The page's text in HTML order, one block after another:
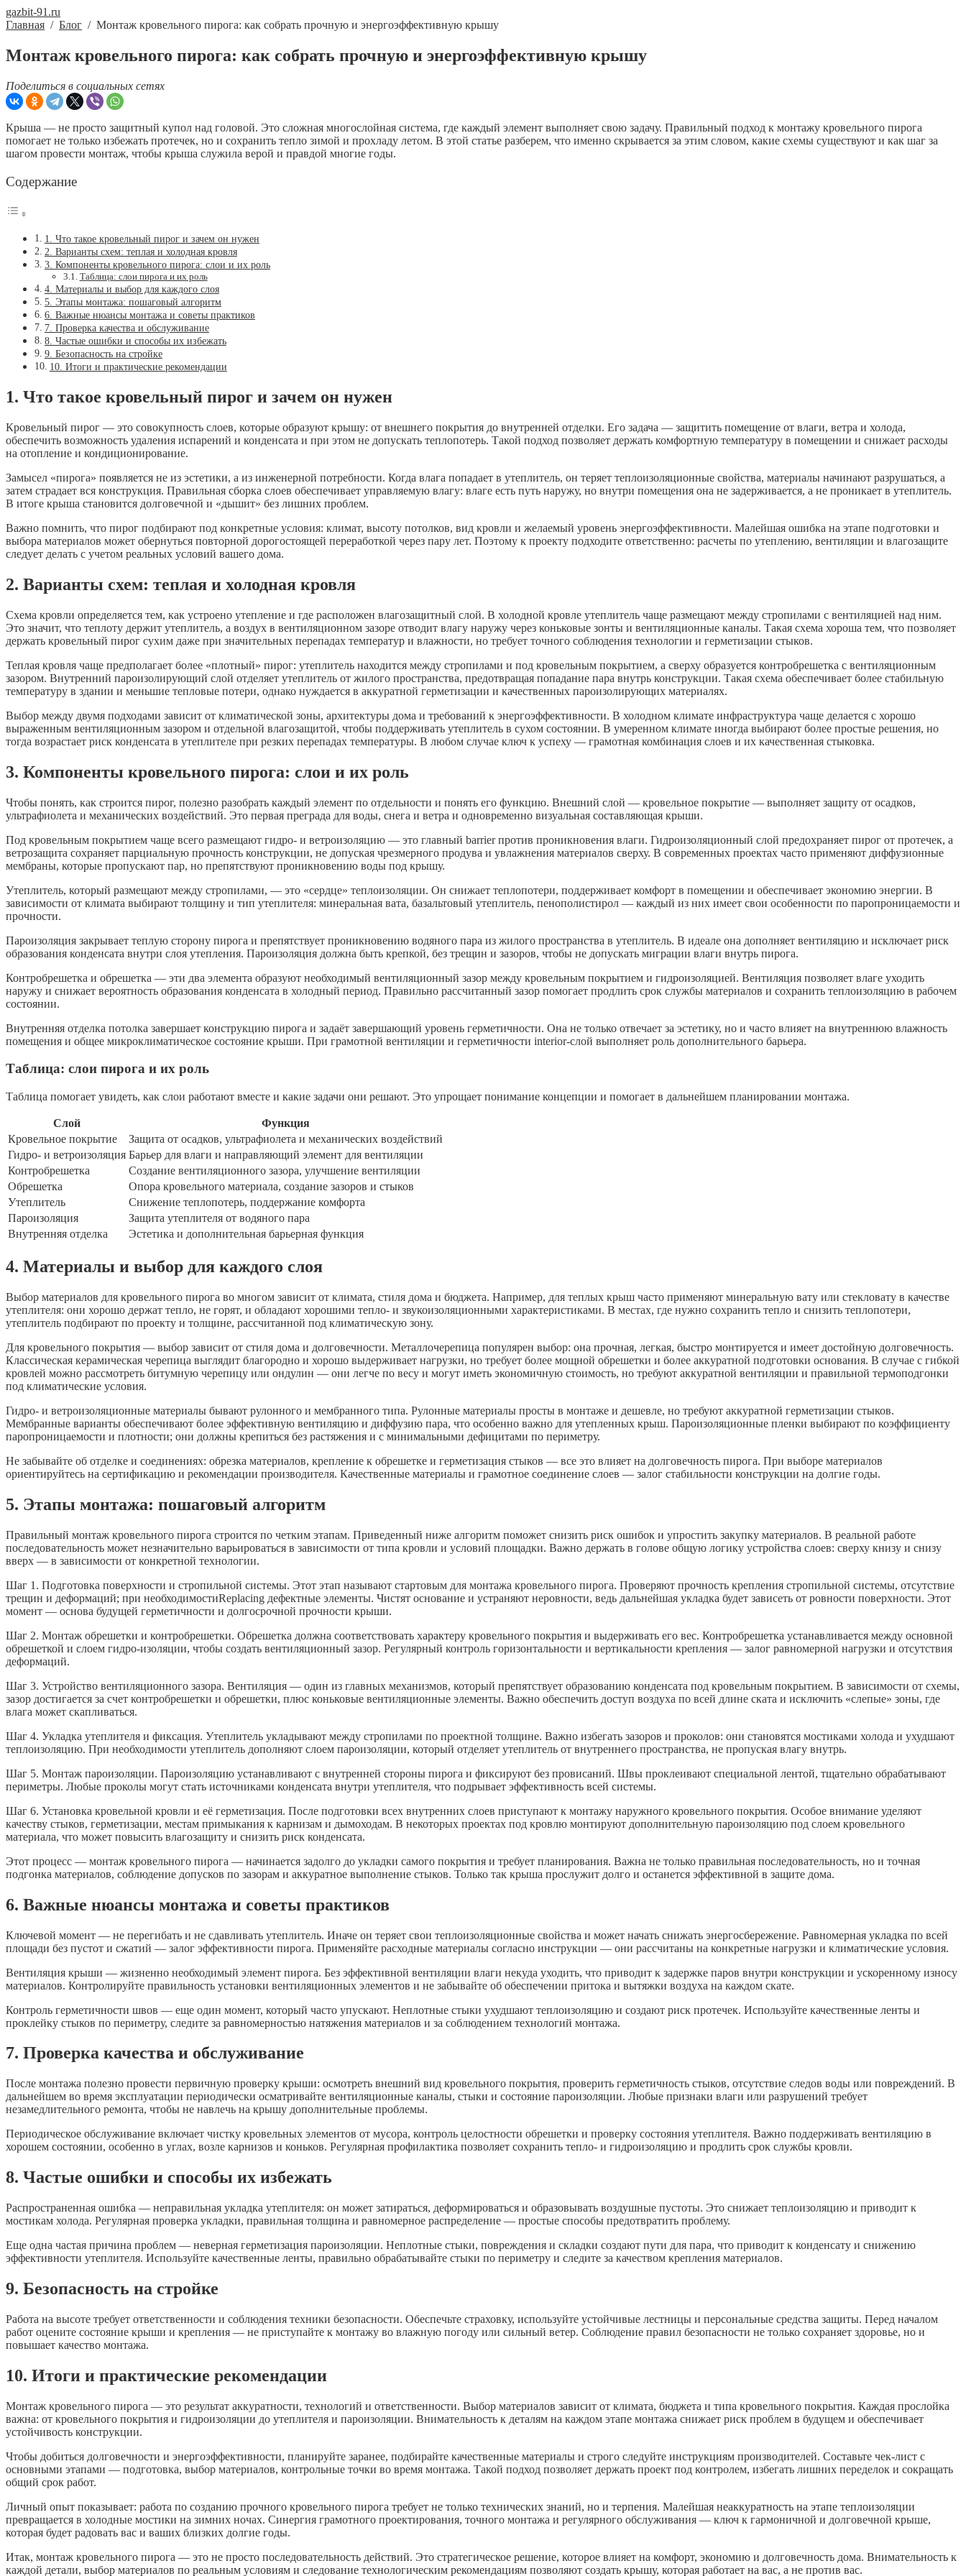
gazbit-91.ru
Главная / Блог / Монтаж кровельного пирога: как собрать прочную и энергоэффективную крышу
Монтаж кровельного пирога: как собрать прочную и энергоэффективную крышу
Поделиться в социальных сетях
Крыша — не просто защитный купол над головой. Это сложная многослойная система, где каждый элемент выполняет свою задачу. Правильный подход к монтажу кровельного пирога
помогает не только избежать протечек, но и сохранить тепло зимой и прохладу летом. В этой статье разберем, что именно скрывается за этим словом, какие схемы существуют и как шаг за
шагом провести монтаж, чтобы крыша служила верой и правдой многие годы.
Содержание
1. Что такое кровельный пирог и зачем он нужен
2. Варианты схем: теплая и холодная кровля
3. Компоненты кровельного пирога: слои и их роль
Таблица: слои пирога и их роль
4. Материалы и выбор для каждого слоя
5. Этапы монтажа: пошаговый алгоритм
6. Важные нюансы монтажа и советы практиков
7. Проверка качества и обслуживание
8. Частые ошибки и способы их избежать
9. Безопасность на стройке
10. Итоги и практические рекомендации
1. Что такое кровельный пирог и зачем он нужен
Кровельный пирог — это совокупность слоев, которые образуют крышу: от внешнего покрытия до внутренней отделки. Его задача — защитить помещение от влаги, ветра и холода,
обеспечить возможность удаления испарений и конденсата и при этом не допускать теплопотерь. Такой подход позволяет держать комфортную температуру в помещении и снижает расходы
на отопление и кондиционирование.
Замысел «пирога» появляется не из эстетики, а из инженерной потребности. Когда влага попадает в утеплитель, он теряет теплоизоляционные свойства, материалы начинают разрушаться, а
затем страдает вся конструкция. Правильная сборка слоев обеспечивает управляемую влагу: влаге есть путь наружу, но внутри помещения она не задерживается, а не проникает в утеплитель.
В итоге крыша становится долговечной и «дышит» без лишних проблем.
Важно помнить, что пирог подбирают под конкретные условия: климат, высоту потолков, вид кровли и желаемый уровень энергоэффективности. Малейшая ошибка на этапе подготовки и
выбора материалов может обернуться повторной дорогостоящей переработкой через пару лет. Поэтому к проекту подходите ответственно: расчеты по утеплению, вентиляции и влагозащите
следует делать с учетом реальных условий вашего дома.
2. Варианты схем: теплая и холодная кровля
Схема кровли определяется тем, как устроено утепление и где расположен влагозащитный слой. В холодной кровле утеплитель чаще размещают между стропилами с вентиляцией над ним.
Это значит, что теплоту держит утеплитель, а воздух в вентиляционном зазоре отводит влагу наружу через коньковые зонты и вентиляционные каналы. Такая схема хороша тем, что позволяет
держать кровельный пирог сухим даже при значительных перепадах температур и влажности, но требует точного соблюдения технологии и герметизации стыков.
Теплая кровля чаще предполагает более «плотный» пирог: утеплитель находится между стропилами и под кровельным покрытием, а сверху образуется контробрешетка с вентиляционным
зазором. Внутренний пароизолирующий слой отделяет утеплитель от жилого пространства, предотвращая попадание пара внутрь конструкции. Такая схема обеспечивает более стабильную
температуру в здании и меньшие тепловые потери, однако нуждается в аккуратной герметизации и качественных пароизолирующих материалях.
Выбор между двумя подходами зависит от климатической зоны, архитектуры дома и требований к энергоэффективности. В холодном климате инфраструктура чаще делается с хорошо
выраженным вентиляционным зазором и отдельной влагозащитой, чтобы поддерживать утеплитель в сухом состоянии. В умеренном климате иногда выбирают более простые решения, но
тогда возрастает риск конденсата в утеплителе при резких перепадах температуры. В любом случае ключ к успеху — грамотная комбинация слоев и их качественная стыковка.
3. Компоненты кровельного пирога: слои и их роль
Чтобы понять, как строится пирог, полезно разобрать каждый элемент по отдельности и понять его функцию. Внешний слой — кровельное покрытие — выполняет защиту от осадков,
ультрафиолета и механических воздействий. Это первая преграда для воды, снега и ветра и одновременно визуальная составляющая крыши.
Под кровельным покрытием чаще всего размещают гидро- и ветроизоляцию — это главный barrier против проникновения влаги. Гидроизоляционный слой предохраняет пирог от протечек, а
ветрозащита сохраняет парциальную прочность конструкции, не допуская чрезмерного продува и увлажнения материалов сверху. В современных проектах часто применяют диффузионные
мембраны, которые пропускают пар, но препятствуют проникновению воды под крышу.
Утеплитель, который размещают между стропилами, — это «сердце» теплоизоляции. Он снижает теплопотери, поддерживает комфорт в помещении и обеспечивает экономию энергии. В
зависимости от климата выбирают толщину и тип утеплителя: минеральная вата, базальтовый утеплитель, пенополистирол — каждый из них имеет свои особенности по паропроницаемости и
прочности.
Пароизоляция закрывает теплую сторону пирога и препятствует проникновению водяного пара из жилого пространства в утеплитель. В идеале она дополняет вентиляцию и исключает риск
образования конденсата внутри слоя утепления. Пароизоляция должна быть крепкой, без трещин и зазоров, чтобы не допускать миграции влаги внутрь пирога.
Контробрешетка и обрешетка — эти два элемента образуют необходимый вентиляционный зазор между кровельным покрытием и гидроизоляцией. Вентиляция позволяет влаге уходить
наружу и снижает вероятность образования конденсата в холодный период. Правильно рассчитанный зазор помогает продлить срок службы материалов и сохранить теплоизоляцию в рабочем
состоянии.
Внутренняя отделка потолка завершает конструкцию пирога и задаёт завершающий уровень герметичности. Она не только отвечает за эстетику, но и часто влияет на внутреннюю влажность
помещения и общее микроклиматическое состояние крыши. При грамотной вентиляции и герметичности interior-слой выполняет роль дополнительного барьера.
Таблица: слои пирога и их роль
Таблица помогает увидеть, как слои работают вместе и какие задачи они решают. Это упрощает понимание концепции и помогает в дальнейшем планировании монтажа.
Слой
Функция
Кровельное покрытие
Защита от осадков, ультрафиолета и механических воздействий
Гидро- и ветроизоляция Барьер для влаги и направляющий элемент для вентиляции
Контробрешетка
Создание вентиляционного зазора, улучшение вентиляции
Обрешетка
Опора кровельного материала, создание зазоров и стыков
Утеплитель
Снижение теплопотерь, поддержание комфорта
Пароизоляция
Защита утеплителя от водяного пара
Внутренняя отделка
Эстетика и дополнительная барьерная функция
4. Материалы и выбор для каждого слоя
Выбор материалов для кровельного пирога во многом зависит от климата, стиля дома и бюджета. Например, для теплыx крыш часто применяют минеральную вату или стекловату в качестве
утеплителя: они хорошо держат тепло, не горят, и обладают хорошими тепло- и звукоизоляционными характеристиками. В местах, где нужно сохранить тепло и снизить теплопотери,
утеплитель подбирают по проекту и толщине, рассчитанной под климатическую зону.
Для кровельного покрытия — выбор зависит от стиля дома и долговечности. Металлочерепица популярен выбор: она прочная, легкая, быстро монтируется и имеет достойную долговечность.
Классическая керамическая черепица выглядит благородно и хорошо выдерживает нагрузки, но требует более мощной обрешетки и более аккуратной подготовки основания. В случае с гибкой
кровлей можно рассмотреть битумную черепицу или ондулин — они легче по весу и могут иметь экономичную стоимость, но требуют аккуратной вентиляции и правильной термоподгонки
под климатические условия.
Гидро- и ветроизоляционные материалы бывают рулонного и мембранного типа. Рулонные материалы просты в монтаже и дешевле, но требуют аккуратной герметизации стыков.
Мембранные варианты обеспечивают более эффективную вентиляцию и диффузию пара, что особенно важно для утепленных крыш. Пароизоляционные пленки выбирают по коэффициенту
паропроницаемости и плотности; они должны крепиться без растяжения и с минимальными дефицитами по периметру.
Не забывайте об отделке и соединениях: обрезка материалов, крепление к обрешетке и герметизация стыков — все это влияет на долговечность пирога. При выборе материалов
ориентируйтесь на сертификацию и рекомендации производителя. Качественные материалы и грамотное соединение слоев — залог стабильности конструкции на долгие годы.
5. Этапы монтажа: пошаговый алгоритм
Правильный монтаж кровельного пирога строится по четким этапам. Приведенный ниже алгоритм поможет снизить риск ошибок и упростить закупку материалов. В реальной работе
последовательность может незначительно варьироваться в зависимости от типа кровли и условий площадки. Важно держать в голове общую логику устройства слоев: сверху книзу и снизу
вверх — в зависимости от конкретной технологии.
Шаг 1. Подготовка поверхности и стропильной системы. Этот этап называют стартовым для монтажа кровельного пирога. Проверяют прочность крепления стропильной системы, отсутствие
трещин и деформаций; при необходимостиReplacing дефектные элементы. Чистят основание и устраняют неровности, ведь дальнейшая укладка будет зависеть от ровности поверхности. Этот
момент — основа будущей герметичности и долгосрочной прочности крыши.
Шаг 2. Монтаж обрешетки и контробрешетки. Обрешетка должна соответствовать характеру кровельного покрытия и выдерживать его вес. Контробрешетка устанавливается между основной
обрешеткой и слоем гидро-изоляции, чтобы создать вентиляционный зазор. Регулярный контроль горизонтальности и вертикальности крепления — залог равномерной нагрузки и отсутствия
деформаций.
Шаг 3. Устройство вентиляционного зазора. Вентиляция — один из главных механизмов, который препятствует образованию конденсата под кровельным покрытием. В зависимости от схемы,
зазор достигается за счет контробрешетки и обрешетки, плюс коньковые вентиляционные элементы. Важно обеспечить доступ воздуха по всей длине ската и исключить «слепые» зоны, где
влага может скапливаться.
Шаг 4. Укладка утеплителя и фиксация. Утеплитель укладывают между стропилами по проектной толщине. Важно избегать зазоров и проколов: они становятся мостиками холода и ухудшают
теплоизоляцию. При необходимости утеплитель дополняют слоем пароизоляции, который отделяет утеплитель от внутреннего пространства, не пропуская влагу внутрь.
Шаг 5. Монтаж пароизоляции. Пароизоляцию устанавливают с внутренней стороны пирога и фиксируют без провисаний. Швы проклеивают специальной лентой, тщательно обрабатывают
периметры. Любые проколы могут стать источниками конденсата внутри утеплителя, что подрывает эффективность всей системы.
Шаг 6. Установка кровельной кровли и её герметизация. После подготовки всех внутренних слоев приступают к монтажу наружного кровельного покрытия. Особое внимание уделяют
качеству стыков, герметизации, местам примыкания к карнизам и дымоходам. В некоторых проектах под кровлю монтируют дополнительную пароизоляцию под слоем кровельного
материала, что может повысить влагозащиту и снизить риск конденсата.
Этот процесс — монтаж кровельного пирога — начинается задолго до укладки самого покрытия и требует планирования. Важна не только правильная последовательность, но и точная
подгонка материалов, соблюдение допусков по зазорам и аккуратное выполнение стыков. Только так крыша прослужит долго и останется эффективной в защите дома.
6. Важные нюансы монтажа и советы практиков
Ключевой момент — не перегибать и не сдавливать утеплитель. Иначе он теряет свои теплоизоляционные свойства и может начать снижать энергосбережение. Равномерная укладка по всей
площади без пустот и сжатий — залог эффективности пирога. Применяйте расходные материалы согласно инструкции — они рассчитаны на конкретные нагрузки и климатические условия.
Вентиляция крыши — жизненно необходимый элемент пирога. Без эффективной вентиляции влаги некуда уходить, что приводит к задержке паров внутри конструкции и ускоренному износу
материалов. Контролируйте правильность установки вентиляционных элементов и не забывайте об обеспечении притока и вытяжки воздуха на каждом скате.
Контроль герметичности швов — еще один момент, который часто упускают. Неплотные стыки ухудшают теплоизоляцию и создают риск протечек. Используйте качественные ленты и
проклейку стыков по периметру, следите за равномерностью натяжения материалов и за соблюдением технологий монтажа.
7. Проверка качества и обслуживание
После монтажа полезно провести первичную проверку крыши: осмотреть внешний вид кровельного покрытия, проверить герметичность стыков, отсутствие следов воды или повреждений. В
дальнейшем во время эксплуатации периодически осматривайте вентиляционные каналы, стыки и состояние пароизоляции. Любые признаки влаги или разрушений требует
незамедлительного ремонта, чтобы не навлечь на крышу дополнительные проблемы.
Периодическое обслуживание включает чистку кровельных элементов от мусора, контроль целостности обрешетки и проверку состояния утеплителя. Важно поддерживать вентиляцию в
хорошем состоянии, особенно в углах, возле карнизов и коньков. Регулярная профилактика позволяет сохранить тепло- и гидроизоляцию и продлить срок службы кровли.
8. Частые ошибки и способы их избежать
Распространенная ошибка — неправильная укладка утеплителя: он может затираться, деформироваться и образовывать воздушные пустоты. Это снижает теплоизоляцию и приводит к
мостикам холода. Регулярная проверка укладки, правильная толщина и равномерное распределение — простые способы предотвратить проблему.
Еще одна частая причина проблем — неверная герметизация пароизоляции. Неплотные стыки, повреждения и складки создают пути для пара, что приводит к конденсату и снижению
эффективности утеплителя. Используйте качественные ленты, правильно обрабатывайте стыки по периметру и следите за качеством крепления материалов.
9. Безопасность на стройке
Работа на высоте требует ответственности и соблюдения техники безопасности. Обеспечьте страховку, используйте устойчивые лестницы и персональные средства защиты. Перед началом
работ оцените состояние крыши и крепления — не приступайте к монтажу во влажную погоду или сильный ветер. Соблюдение правил безопасности не только сохраняет здоровье, но и
повышает качество монтажа.
10. Итоги и практические рекомендации
Монтаж кровельного пирога — это результат аккуратности, технологий и ответственности. Выбор материалов зависит от климата, бюджета и типа кровельного покрытия. Каждая прослойка
важна: от кровельного покрытия и гидроизоляции до утеплителя и пароизоляции. Внимательность к деталям на каждом этапе монтажа снижает риск проблем в будущем и обеспечивает
устойчивость конструкции.
Чтобы добиться долговечности и энергоэффективности, планируйте заранее, подбирайте качественные материалы и строго следуйте инструкциям производителей. Составьте чек-лист с
основными этапами — подготовка, выбор материалов, контрольные точки во время монтажа. Такой подход позволяет держать проект под контролем, избегать лишних переделок и сокращать
общий срок работ.
Личный опыт показывает: работа по созданию прочного кровельного пирога требует не только технических знаний, но и терпения. Малейшая неаккуратность на этапе теплоизоляции
превращается в холодные мостики на зимних ночах. Синергия грамотного проектирования, точного монтажа и регулярного обслуживания — ключ к гармоничной и долговечной крыше,
которая будет радовать вас и ваших близких долгие годы.
Итак, монтаж кровельного пирога — это не просто последовательность действий. Это стратегическое решение, которое влияет на комфорт, экономию и долговечность дома. Внимательность к
каждой детали, выбор материалов по реальным условиям и следование технологическим рекомендациям позволяют создать крышу, которая работает на вас, а не против вас.